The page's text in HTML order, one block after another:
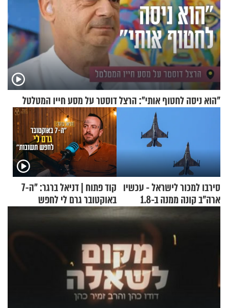
"הוא ניסה לחטוף אותי": הרצל דוסטר על מסע חייו המטלטל
סירבו למכור לישראל - עכשיו
ארה"ב קונה ממנה ב-1.8
קוד פתוח | דניאל ברגר: "ה-7
באוקטובר גרם לי לחפש
תשובות"